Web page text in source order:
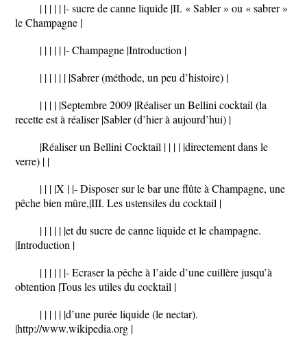
| | | | | |- sucre de canne liquide |II. « Sabler » ou « sabrer »
le Champagne |
| | | | | |- Champagne |Introduction |
| | | | | | |Sabrer (méthode, un peu d’histoire) |
| | | | |Septembre 2009 |Réaliser un Bellini cocktail (la
recette est à réaliser |Sabler (d’hier à aujourd’hui) |
|Réaliser un Bellini Cocktail | | | | |directement dans le
verre) | |
| | | |X | |- Disposer sur le bar une flûte à Champagne, une
pêche bien mûre,|III. Les ustensiles du cocktail |
| | | | | |et du sucre de canne liquide et le champagne.
|Introduction |
| | | | | |- Ecraser la pêche à l’aide d’une cuillère jusqu’à
obtention |Tous les utiles du cocktail |
| | | | | |d’une purée liquide (le nectar).
|http://www.wikipedia.org |